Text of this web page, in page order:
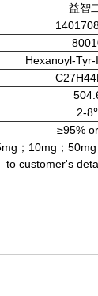
益智
Hexanoyl-
2-
≥95%
；10mg；
to customer's